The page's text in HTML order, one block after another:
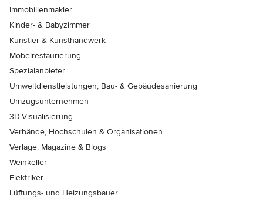
Immobilienmakler
Kinder- & Babyzimmer
Künstler & Kunsthandwerk
Möbelrestaurierung
Spezialanbieter
Umweltdienstleistungen, Bau- & Gebäudesanierung
Umzugsunternehmen
3D-Visualisierung
Verbände, Hochschulen & Organisationen
Verlage, Magazine & Blogs
Weinkeller
Elektriker
Lüftungs- und Heizungsbauer